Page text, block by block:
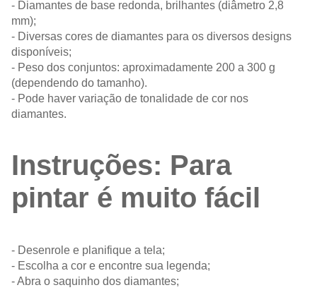
- Diamantes de base redonda, brilhantes (diâmetro 2,8
mm);
- Diversas cores de diamantes para os diversos designs
disponíveis;
- Peso dos conjuntos: aproximadamente 200 a 300 g
(dependendo do tamanho).
- Pode haver variação de tonalidade de cor nos
diamantes.
Instruções: Para
pintar é muito fácil
- Desenrole e planifique a tela;
- Escolha a cor e encontre sua legenda;
- Abra o saquinho dos diamantes;